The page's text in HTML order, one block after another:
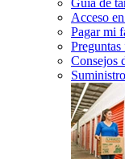
Acceso
Pagar mi
Preguntas
Consejos